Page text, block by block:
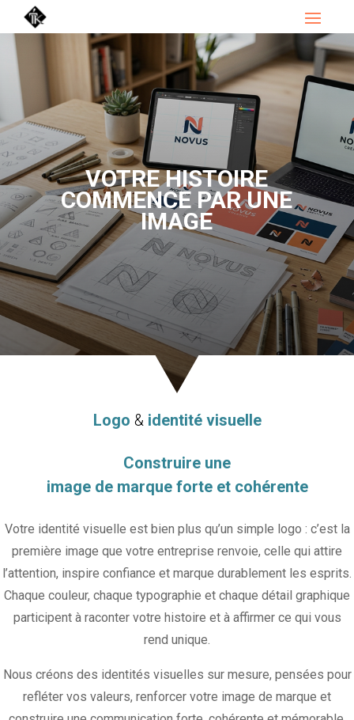
VOTRE HISTOIRE
COMMENCE PAR UNE
IMAGE
Logo & identité visuelle
Construire une
image de marque forte et cohérente
Votre identité visuelle est bien plus qu’un simple logo : c’est la
première image que votre entreprise renvoie, celle qui attire
l’attention, inspire confiance et marque durablement les esprits.
Chaque couleur, chaque typographie et chaque détail graphique
participent à raconter votre histoire et à affirmer ce qui vous
rend unique.
Nous créons des identités visuelles sur mesure, pensées pour
refléter vos valeurs, renforcer votre image de marque et